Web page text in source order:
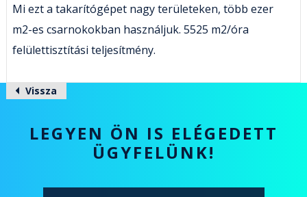
Mi ezt a takarítógépet nagy területeken, több ezer
m2-es csarnokokban használjuk. 5525 m2/óra
felülettisztítási teljesítmény.
Vissza
LEGYEN ÖN IS ELÉGEDETT
ÜGYFELÜNK!